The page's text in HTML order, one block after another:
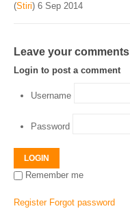
(Stiri) 6 Sep 2014
Leave your comments
Login to post a comment
Username
Password
LOGIN
Remember me
Register Forgot password